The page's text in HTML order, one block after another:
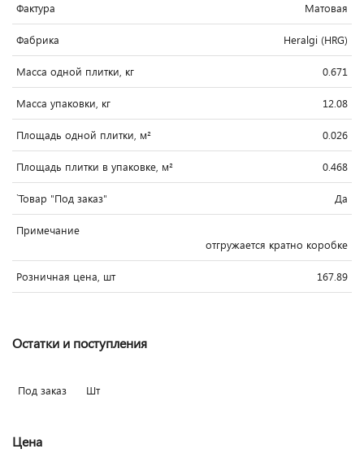
Фактура Матовая
Фабрика Heralgi (HRG)
Масса одной плитки, кг 0.671
Масса упаковки, кг 12.08
Площадь одной плитки, м² 0.026
Площадь плитки в упаковке, м² 0.468
`Товар "Под заказ" Да
Примечание
отгружается кратно коробке
Розничная цена, шт 167.89
Остатки и поступления
Под заказ Шт
Цена